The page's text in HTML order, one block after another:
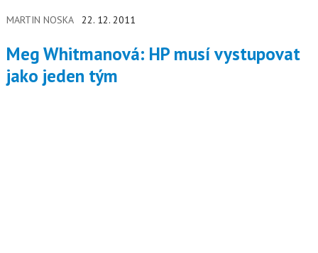
MARTIN NOSKA 22. 12. 2011
Meg Whitmanová: HP musí vystupovat
jako jeden tým